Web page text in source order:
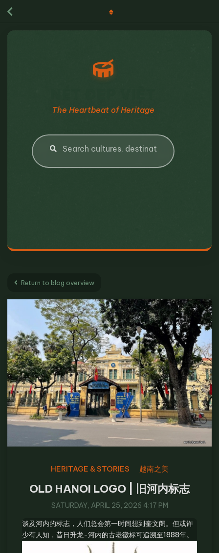
The Heartbeat of Heritage
Return to blog overview
HERITAGE & STORIES 越南之美
OLD HANOI LOGO | 旧河内标志
SATURDAY, APRIL 25, 2026 4:17 PM
谈及河内的标志，人们总会第一时间想到奎文阁。但或许
少有人知，昔日升龙-河内的古老徽标可追溯至1888年。